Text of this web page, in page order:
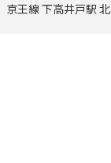
京王線 下高井戸駅